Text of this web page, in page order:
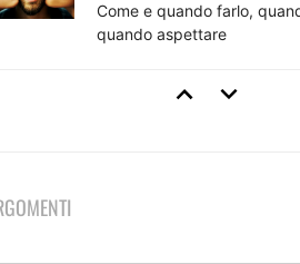
Come e quando farlo,
quando aspettare
Tecniche Di Seduzione